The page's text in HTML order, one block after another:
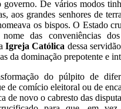
governo. De vários modos
aos grandes senhores de
os bispos. O Estado
das conveniências
Igreja Católica dessa
da dominação prepotente e
do púlpito de
de comício eleitoral ou de
de novo o cabresto das